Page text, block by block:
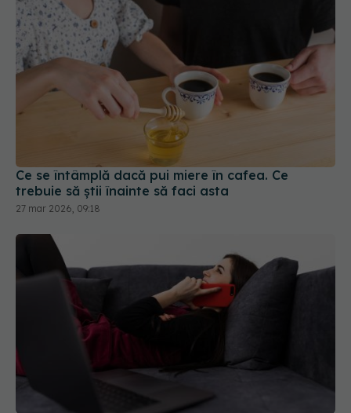
Ce se întâmplă dacă pui miere în cafea. Ce
trebuie să știi înainte să faci asta
27 mar 2026, 09:18